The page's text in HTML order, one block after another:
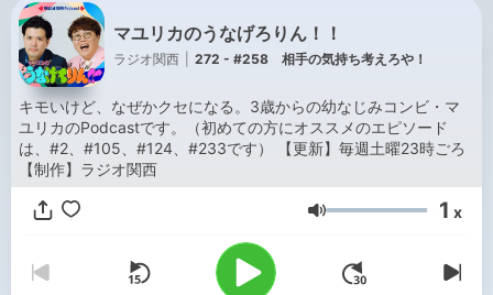
マユリカのうなげろりん！！
ラジオ関西 272 - #258 相手の気持ち考えろや！
キモいけど、なぜかクセになる。3歳からの幼なじみコンビ・マ
ユリカのPodcastです。（初めての方にオススメのエピソード
は、#2、#105、#124、#233です） 【更新】毎週土曜23時ごろ
【制作】ラジオ関西
Volume 1 x